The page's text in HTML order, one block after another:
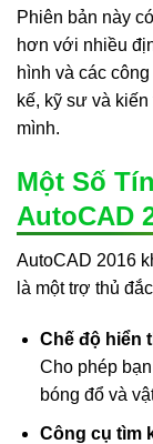
Phiên bản này
hơn với nhiều
hình và các
kế, kỹ sư và
mình.
Một Số
AutoCAD
AutoCAD 2016
là một trợ thủ
Chế độ hiển
Cho phép
bóng đổ và
Công cụ tìm